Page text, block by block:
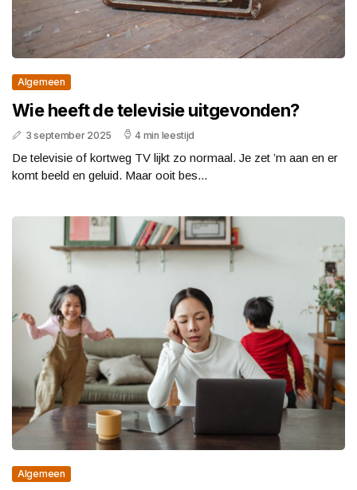
Algemeen
Wie heeft de televisie uitgevonden?
3 september 2025 4 min leestijd
De televisie of kortweg TV lijkt zo normaal. Je zet ’m aan en er
komt beeld en geluid. Maar ooit bes...
Algemeen